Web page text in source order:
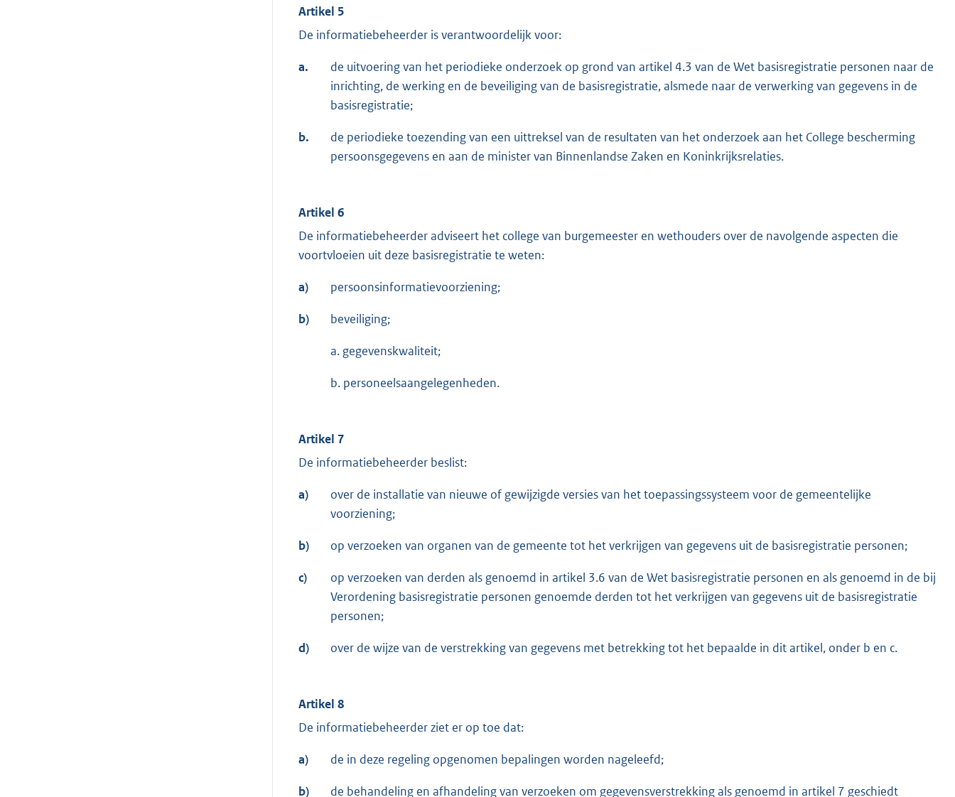
Artikel 5
De informatiebeheerder is verantwoordelijk voor:
a.
de uitvoering van het periodieke onderzoek op grond van artikel 4.3 van de Wet basisregistratie personen naar de
inrichting, de werking en de beveiliging van de basisregistratie, alsmede naar de verwerking van gegevens in de
basisregistratie;
b.
de periodieke toezending van een uittreksel van de resultaten van het onderzoek aan het College bescherming
persoonsgegevens en aan de minister van Binnenlandse Zaken en Koninkrijksrelaties.
Artikel 6
De informatiebeheerder adviseert het college van burgemeester en wethouders over de navolgende aspecten die
voortvloeien uit deze basisregistratie te weten:
a) persoonsinformatievoorziening;
b) beveiliging;
a. gegevenskwaliteit;
b. personeelsaangelegenheden.
Artikel 7
De informatiebeheerder beslist:
a)
over de installatie van nieuwe of gewijzigde versies van het toepassingssysteem voor de gemeentelijke
voorziening;
b) op verzoeken van organen van de gemeente tot het verkrijgen van gegevens uit de basisregistratie personen;
c)
op verzoeken van derden als genoemd in artikel 3.6 van de Wet basisregistratie personen en als genoemd in de bij
Verordening basisregistratie personen genoemde derden tot het verkrijgen van gegevens uit de basisregistratie
personen;
d) over de wijze van de verstrekking van gegevens met betrekking tot het bepaalde in dit artikel, onder b en c.
Artikel 8
De informatiebeheerder ziet er op toe dat:
a) de in deze regeling opgenomen bepalingen worden nageleefd;
b) de behandeling en afhandeling van verzoeken om gegevensverstrekking als genoemd in artikel 7 geschiedt